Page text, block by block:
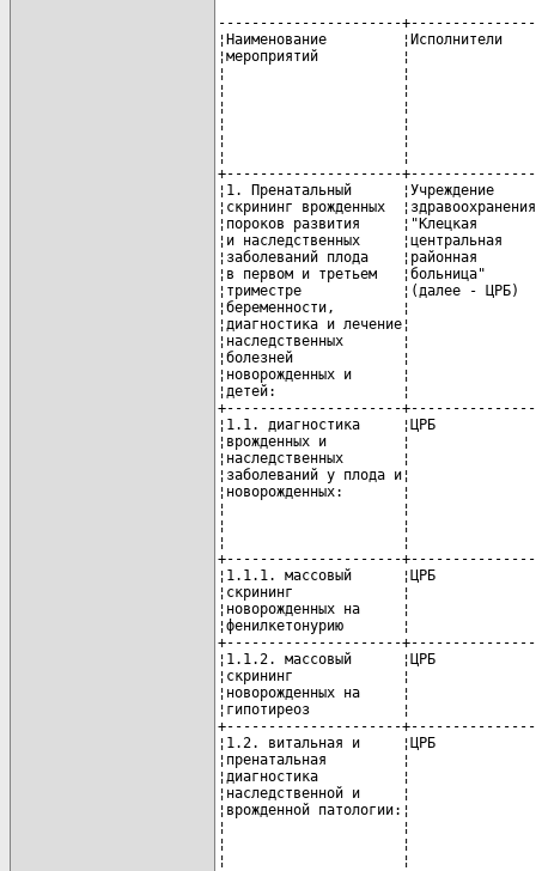
----------------------+---------------+-----------+-----------------------+---------------+-----------
¦Наименование         ¦Исполнители    ¦Срок       ¦Финансирование         ¦Ожидаемый      ¦Примечание¦
¦мероприятий          ¦               ¦исполнения,¦(млн. рублей)          ¦результат      ¦          ¦
¦                     ¦               ¦годы       +-----+-----------------+               ¦          ¦
¦                     ¦               ¦           ¦всего¦в том числе      ¦               ¦          ¦
¦                     ¦               ¦           ¦     +---------+-------+               ¦          ¦
¦                     ¦               ¦           ¦     ¦республи-¦местный¦               ¦          ¦
¦                     ¦               ¦           ¦     ¦канский  ¦бюджет ¦               ¦          ¦
¦                     ¦               ¦           ¦     ¦бюджет   ¦       ¦               ¦          ¦
+---------------------+---------------+-----------+-----+---------+-------+---------------+----------+
¦1. Пренатальный      ¦Учреждение     ¦   2007    ¦ 10,0¦        -¦   10,0¦Повышение      ¦В пределах¦
¦скрининг врожденных  ¦здравоохранения¦   2008    ¦ 10,0¦         ¦   10,0¦выявляемости   ¦выделенных¦
¦пороков развития     ¦"Клецкая       ¦   2009    ¦ 10,0¦         ¦   10,0¦пороков        ¦средств   ¦
¦и наследственных     ¦центральная    ¦   2010    ¦ 10,0¦         ¦   10,0¦развития       ¦          ¦
¦заболеваний плода    ¦районная       ¦           ¦     ¦         ¦       ¦               ¦          ¦
¦в первом и третьем   ¦больница"      ¦           ¦     ¦         ¦       ¦               ¦          ¦
¦триместре            ¦(далее - ЦРБ)  ¦           ¦     ¦         ¦       ¦               ¦          ¦
¦беременности,        ¦               ¦           ¦     ¦         ¦       ¦               ¦          ¦
¦диагностика и лечение¦               ¦           ¦     ¦         ¦       ¦               ¦          ¦
¦наследственных       ¦               ¦           ¦     ¦         ¦       ¦               ¦          ¦
¦болезней             ¦               ¦           ¦     ¦         ¦       ¦               ¦          ¦
¦новорожденных и      ¦               ¦           ¦     ¦         ¦       ¦               ¦          ¦
¦детей:               ¦               ¦           ¦     ¦         ¦       ¦               ¦          ¦
+---------------------+---------------+-----------+-----+---------+-------+---------------+----------+
¦1.1. диагностика     ¦ЦРБ            ¦   2007    ¦  5,0¦        -¦    5,0¦Выявление      ¦В пределах¦
¦врожденных и         ¦               ¦   2008    ¦  5,0¦         ¦    5,0¦больных        ¦выделенных¦
¦наследственных       ¦               ¦   2009    ¦  5,0¦         ¦    5,0¦фенилкетонурией¦средств   ¦
¦заболеваний у плода и¦               ¦   2010    ¦  5,0¦         ¦    5,0¦и гипотиреозом ¦          ¦
¦новорожденных:       ¦               ¦           ¦     ¦         ¦       ¦среди          ¦          ¦
¦                     ¦               ¦           ¦     ¦         ¦       ¦новорожденных в¦          ¦
¦                     ¦               ¦           ¦     ¦         ¦       ¦доклинической  ¦          ¦
¦                     ¦               ¦           ¦     ¦         ¦       ¦стадии         ¦          ¦
+---------------------+---------------+-----------+-----+---------+-------+---------------+----------+
¦1.1.1. массовый      ¦ЦРБ            ¦   2007    ¦  5,0¦        -¦    5,0¦               ¦В пределах¦
¦скрининг             ¦               ¦   2008    ¦  5,0¦         ¦    5,0¦